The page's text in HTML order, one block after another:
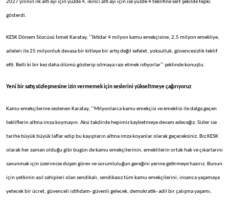
2027 yılının ilk altı ayı için yüzde 4, ikinci altı ayı için ise yüzde 4 teklifine sert şekilde tepki
gösterdi.
KESK Dönem Sözcüsü İsmet Karatay, ‘’İktidar 4 milyon kamu emekçisine, 2,5 milyon emekliye,
aileleri ile 25 milyonluk devasa bir kitleye bir artış değil sefalet, yoksulluk, güvencesizlik teklif
etti. Belli ki bir kez daha ölümü gösterip sıtmaya razı etmek istiyorlar’’ şeklinde konuştu.
Yeni bir satış sözleşmesine izin vermemekiçin seslerini yükseltmeye çağırıyoruz
Kamu emekçilerine seslenen Karatay, ‘’Milyonlarca kamu emekçisi ve emeklisi ile dalga geçen
tekliflerin altına imza koymayın. Aksi takdirde hepimiz kaybetmeye devam edeceğiz. Sizler ise
tarihe büyük büyük laflar edip bu kayıpların altına imza koyanlar olarak geçeceksiniz. Biz KESK
olarak her zaman olduğu gibi bugün de kamu emekçilerinin, emeklilerin ortak hak ve çıkarlarını
savunmak için üzerimize düşen görev ve sorumluluğun gereğini yerine getirmeye hazırız. Bunun
için yetkinin asıl sahipleri olan sendikalı, sendikasız tüm kamu emekçilerini; insanca yaşamaya
yetecek bir ücret, güvenceli istihdam- güvenli gelecek, demokratik- adil bir çalışma yaşamı,